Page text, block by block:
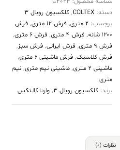
۱۲۰۰
طرح
سیرا
سبز
سیر
عدد
دسته: COLTEX
, کلکسیون رویال 3
برچسب: 2 متری , فرش 12 متری , فرش
۱۲۰۰ شانه
, فرش 4 متری , فرش 6 متری
,
فرش 9 متری
, فرش ایرانی, فرش سبز,
فرش کلاسیک, فرش ماشینی 6 متری
,
ماشینی 2 متری
, ماشینی نیم متری, نیم
متری
برند: کلکسیون رویال 3 , وارنا کالتکس
نظرات (0)